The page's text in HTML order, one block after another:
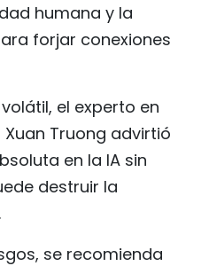
humana y la
forjar conexiones
el experto en
Truong advirtió
en la IA sin
destruir la
se recomienda